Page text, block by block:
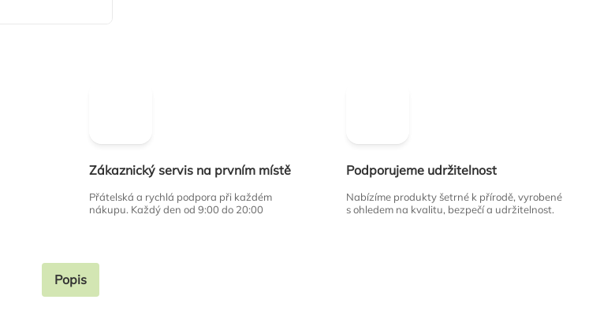
Zákaznický servis na prvním místě
Přátelská a rychlá podpora při každém
nákupu. Každý den od 9:00 do 20:00
Podporujeme udržitelnost
Nabízíme produkty šetrné k přírodě, vyrobené
s ohledem na kvalitu, bezpečí a udržitelnost.
Popis